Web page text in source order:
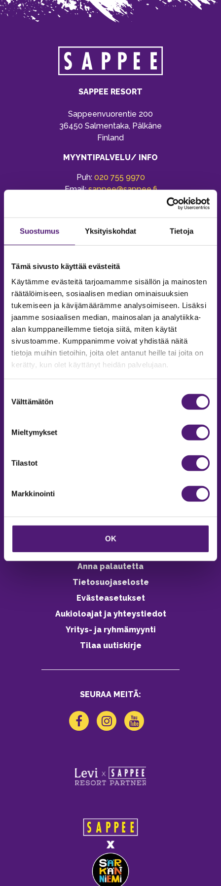
Suostumus Yksityiskohdat Tietoja
Tämä sivusto käyttää evästeitä
Käytämme evästeitä tarjoamamme sisällön ja mainosten
räätälöimiseen, sosiaalisen median ominaisuuksien
tukemiseen ja kävijämäärämme analysoimiseen. Lisäksi
jaamme sosiaalisen median, mainosalan ja analytiikka-
alan kumppaneillemme tietoja siitä, miten käytät
sivustoamme. Kumppanimme voivat yhdistää näitä
tietoja muihin tietoihin, joita olet antanut heille tai joita on
kerätty, kun olet käyttänyt heidän palvelujaan.
valinta
Välttämätön
Mieltymykset
Tilastot
Markkinointi
OK
SAPPEE RESORT
Sappeenvuorentie 200
36450 Salmentaka, Pälkäne
Finland
MYYNTIPALVELU/ INFO
Puh: 020 755 9970
Email:sappee@sappee.fi
MAJOITUS
Tiedustelut & Varaukset
Vastuullisuus
Ympäristöohjelma
Avoimet työpaikat
Anna palautetta
Tietosuojaseloste
Evästeasetukset
Aukioloajat ja yhteystiedot
Yritys- ja ryhmämyynti
Tilaa uutiskirje
SEURAA MEITÄ: